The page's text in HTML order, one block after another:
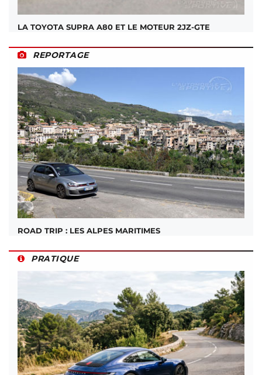
LA TOYOTA SUPRA A80 ET LE MOTEUR 2JZ-GTE
REPORTAGE
ROAD TRIP : LES ALPES MARITIMES
PRATIQUE